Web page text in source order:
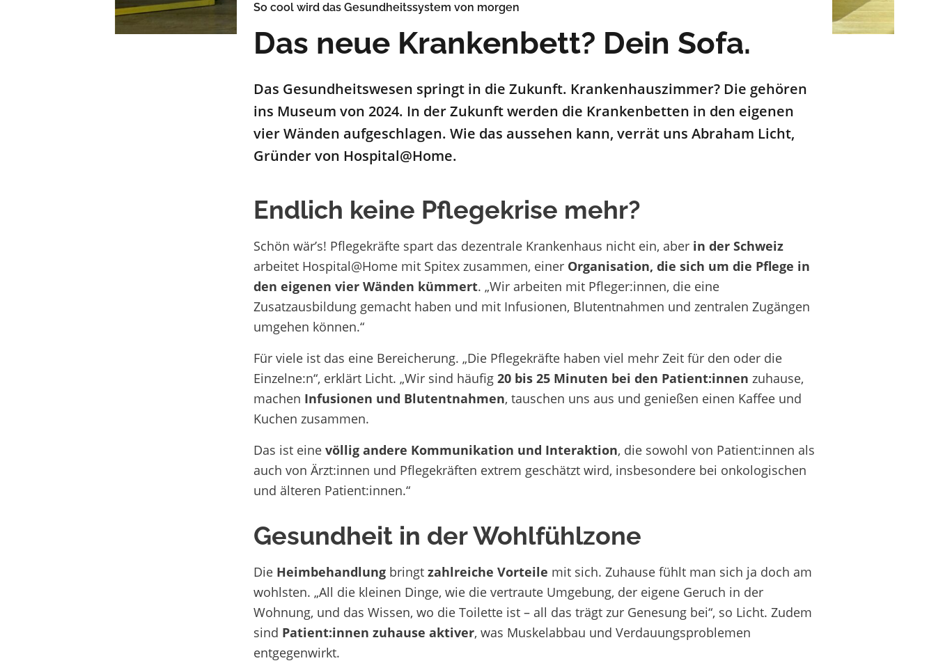
So cool wird das Gesundheitssystem von morgen
Das neue Krankenbett? Dein Sofa.
Das Gesundheitswesen springt in die Zukunft. Krankenhauszimmer? Die gehören
ins Museum von 2024. In der Zukunft werden die Krankenbetten in den eigenen
vier Wänden aufgeschlagen. Wie das aussehen kann, verrät uns Abraham Licht,
Gründer von Hospital@Home.
Endlich keine Pflegekrise mehr?
Schön wär’s! Pflegekräfte spart das dezentrale Krankenhaus nicht ein, aber in der Schweiz
arbeitet Hospital@Home mit Spitex zusammen, einer Organisation, die sich um die Pflege in
den eigenen vier Wänden kümmert. „Wir arbeiten mit Pfleger:innen, die eine
Zusatzausbildung gemacht haben und mit Infusionen, Blutentnahmen und zentralen Zugängen
umgehen können.“
Für viele ist das eine Bereicherung. „Die Pflegekräfte haben viel mehr Zeit für den oder die
Einzelne:n“, erklärt Licht. „Wir sind häufig 20 bis 25 Minuten bei den Patient:innen zuhause,
machen Infusionen und Blutentnahmen, tauschen uns aus und genießen einen Kaffee und
Kuchen zusammen.
Das ist eine völlig andere Kommunikation und Interaktion, die sowohl von Patient:innen als
auch von Ärzt:innen und Pflegekräften extrem geschätzt wird, insbesondere bei onkologischen
und älteren Patient:innen.“
Gesundheit in der Wohlfühlzone
Die Heimbehandlungbringt zahlreiche Vorteile mit sich. Zuhause fühlt man sich ja doch am
wohlsten. „All die kleinen Dinge, wie die vertraute Umgebung, der eigene Geruch in der
Wohnung, und das Wissen, wo die Toilette ist – all das trägt zur Genesung bei“, so Licht. Zudem
sind Patient:innen zuhause aktiver, was Muskelabbau und Verdauungsproblemen
entgegenwirkt.